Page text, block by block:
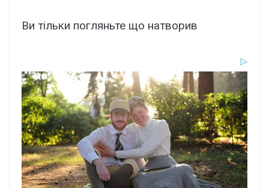
Ви тільки погляньте що натворив